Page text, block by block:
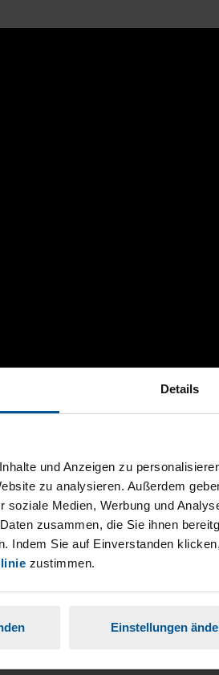
Details
und Anzeigen zu
zu analysieren. Außerdem
soziale Medien, Werbung und
zusammen, die Sie ihnen
Indem Sie auf Einverstanden
zustimmen.
Einstellungen
Zeit und Porto sparen und